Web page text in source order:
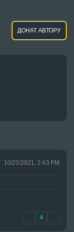
ДОНАТ АВТОРУ
10/23/2021, 2:43 PM
4